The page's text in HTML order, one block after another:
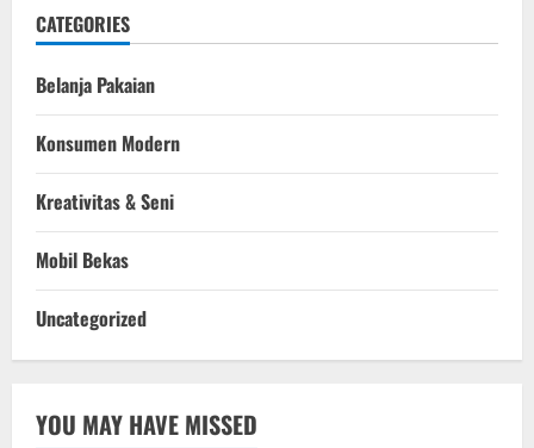
CATEGORIES
Belanja Pakaian
Konsumen Modern
Kreativitas & Seni
Mobil Bekas
Uncategorized
YOU MAY HAVE MISSED